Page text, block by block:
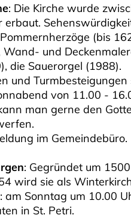
: Die Kirche wurde
erbaut.
(bis
und
die Sauerorgel (1988).
und
von 11.00 -
man gerne den
im Gemeindebüro.
: Gegründet um
wird sie als
am Sonntag um 10.00
in St. Petri.